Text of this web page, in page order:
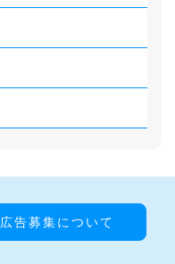
広告募集について